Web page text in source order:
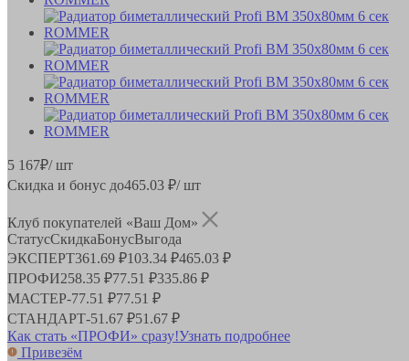
5 167₽/ шт
Скидка и бонус до465.03 ₽/ шт
Клуб покупателей «Ваш Дом»
СтатусСкидкаБонусВыгода
ЭКСПЕРТ361.69 ₽103.34 ₽465.03 ₽
ПРОФИ258.35 ₽77.51 ₽335.86 ₽
МАСТЕР-77.51 ₽77.51 ₽
СТАНДАРТ-51.67 ₽51.67 ₽
Как стать «ПРОФИ» сразу!Узнать подробнее
Привезём